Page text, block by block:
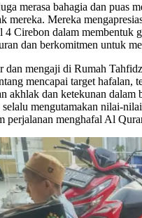
merasa bahagia dan puas
mereka. Mereka
Cirebon dalam membentuk
dan berkomitmen untuk
dan mengaji di Rumah
mencapai target hafalan,
akhlak dan ketekunan dalam
mengutamakan nilai-
perjalanan menghafal Al